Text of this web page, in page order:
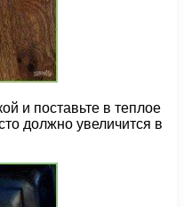
и поставьте в теплое
должно увеличится в